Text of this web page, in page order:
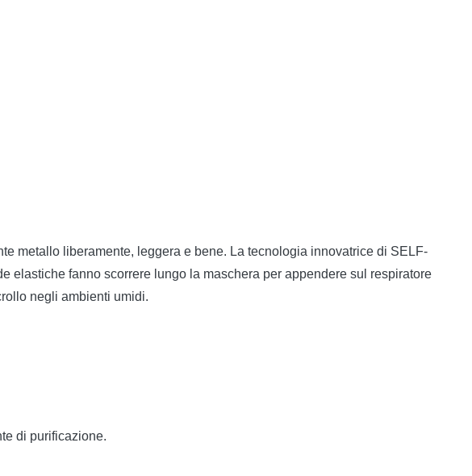
metallo liberamente, leggera e bene. La tecnologia innovatrice di SELF-
elastiche fanno scorrere lungo la maschera per appendere sul respiratore
negli ambienti umidi.
di purificazione.